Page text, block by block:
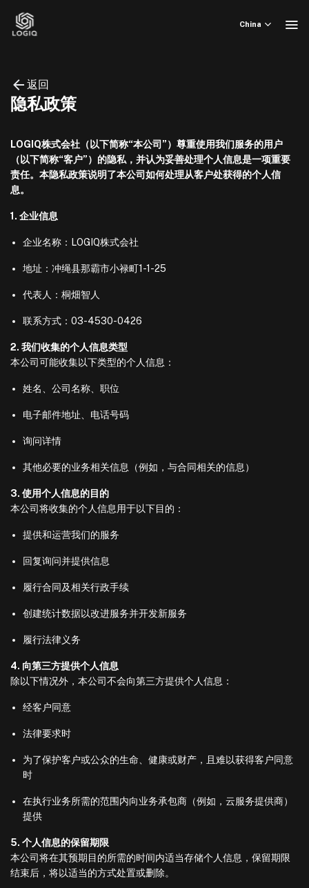
China
返回
隐私政策
LOGIQ株式会社（以下简称“本公司”）尊重使用我们服务的用户
（以下简称“客户”）的隐私，并认为妥善处理个人信息是一项重要
责任。本隐私政策说明了本公司如何处理从客户处获得的个人信
息。
1. 企业信息
企业名称：LOGIQ株式会社
地址：冲绳县那霸市小禄町1-1-25
代表人：桐畑智人
联系方式：03-4530-0426
2. 我们收集的个人信息类型
本公司可能收集以下类型的个人信息：
姓名、公司名称、职位
电子邮件地址、电话号码
询问详情
其他必要的业务相关信息（例如，与合同相关的信息）
3. 使用个人信息的目的
本公司将收集的个人信息用于以下目的：
提供和运营我们的服务
回复询问并提供信息
履行合同及相关行政手续
创建统计数据以改进服务并开发新服务
履行法律义务
4. 向第三方提供个人信息
除以下情况外，本公司不会向第三方提供个人信息：
经客户同意
法律要求时
为了保护客户或公众的生命、健康或财产，且难以获得客户同意
时
在执行业务所需的范围内向业务承包商（例如，云服务提供商）
提供
5. 个人信息的保留期限
本公司将在其预期目的所需的时间内适当存储个人信息，保留期限
结束后，将以适当的方式处置或删除。